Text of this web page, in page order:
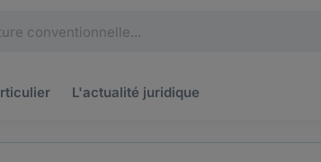
L'actualité juridique